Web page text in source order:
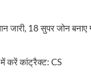
जारी, 18 सुपर जोन बनाए
में करें कांट्रैक्ट: CS